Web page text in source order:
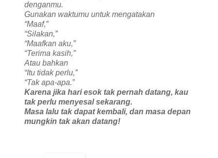
denganmu.
Gunakan waktumu untuk mengatakan
“Maaf,”
“Silakan,”
“Maafkan aku,”
“Terima kasih,”
Atau bahkan
“Itu tidak perlu,”
“Tak apa-apa.”
Karena jika hari esok tak pernah datang, kau
tak perlu menyesal sekarang.
Masa lalu tak dapat kembali, dan masa depan
mungkin tak akan datang!